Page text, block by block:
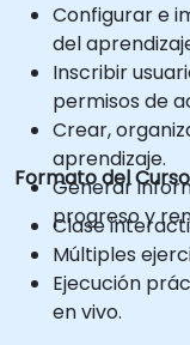
Configurar e
del
Inscribir
permisos de
Crear,
aprendizaje.
Generar
progreso y
Formato del Curso
Clase
Múltiples
Ejecución
en vivo.